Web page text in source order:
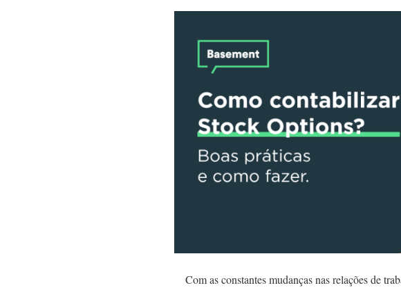
Com as constantes mudanças nas relações de